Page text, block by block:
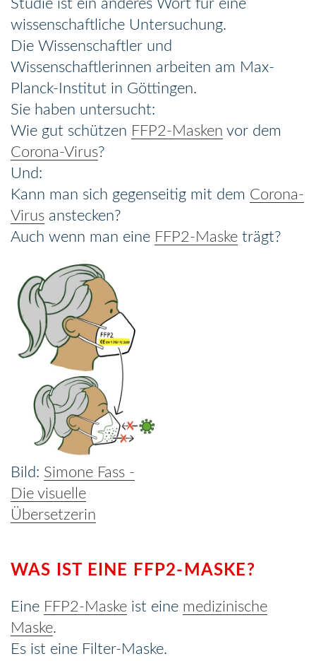
Studie ist ein anderes Wort für eine
wissenschaftliche Untersuchung.
Die Wissenschaftler und
Wissenschaftlerinnen arbeiten am Max-
Planck-Institut in Göttingen.
Sie haben untersucht:
Wie gut schützen FFP2-Masken vor dem
Corona-Virus?
Und:
Kann man sich gegenseitig mit dem Corona-
Virus anstecken?
Auch wenn man eine FFP2-Maske trägt?
Simone Fass -
Die visuelle
Übersetzerin
WAS IST EINE FFP2-MASKE?
Eine FFP2-Maske ist eine medizinische
Maske.
Es ist eine Filter-Maske.